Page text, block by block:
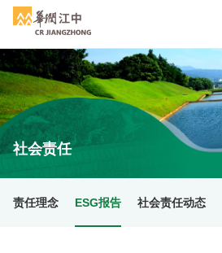
社会责任
责任理念 ESG报告 社会责任动态